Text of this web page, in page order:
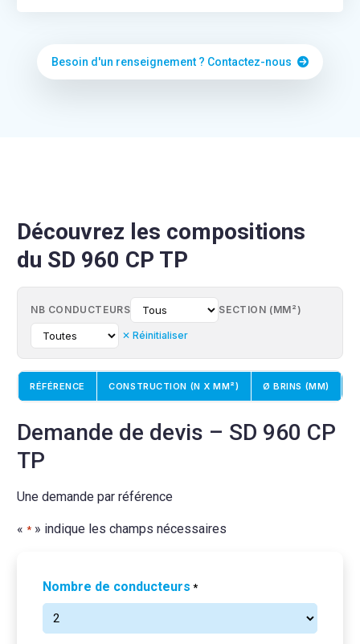
Besoin d'un renseignement ? Contactez-nous
Découvrez les compositions
du SD 960 CP TP
NB CONDUCTEURS SECTION (MM²)
✕ Réinitialiser
RÉFÉRENCE CONSTRUCTION (N X MM²) Ø BRINS (MM)
Demande de devis – SD 960 CP
TP
Une demande par référence
« *» indique les champs nécessaires
Nombre de conducteurs *